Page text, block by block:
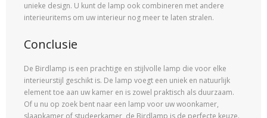
unieke design. U kunt de lamp ook combineren met andere
interieuritems om uw interieur nog meer te laten stralen.
Conclusie
De Birdlamp is een prachtige en stijlvolle lamp die voor elke
interieurstijl geschikt is. De lamp voegt een uniek en natuurlijk
element toe aan uw kamer en is zowel praktisch als duurzaam.
Of u nu op zoek bent naar een lamp voor uw woonkamer,